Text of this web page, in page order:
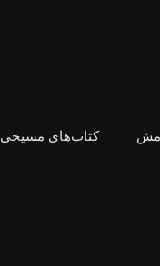
کتاب‌های مسیحی